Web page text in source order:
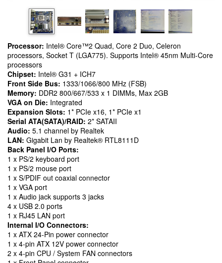
Processor: Intel® Core™2 Quad, Core 2 Duo, Celeron
processors, Socket T (LGA775). Supports Intel® 45nm Multi-Core
processors
Chipset: Intel® G31 + ICH7
Front Side Bus: 1333/1066/800 MHz (FSB)
Memory: DDR2 800/667/533 x 1 DIMMs, Max 2GB
VGA on Die: Integrated
Expansion Slots: 1* PCIe x16, 1* PCIe x1
Serial ATA(SATA)/RAID: 2* SATAII
Audio: 5.1 channel by Realtek
LAN: Gigabit Lan by Realtek® RTL8111D
Back Panel I/O Ports:
1 x PS/2 keyboard port
1 x PS/2 mouse port
1 x S/PDIF out coaxial connector
1 x VGA port
1 x Audio jack supports 3 jacks
4 x USB 2.0 ports
1 x RJ45 LAN port
Internal I/O Connectors:
1 x ATX 24-Pin power connector
1 x 4-pin ATX 12V power connector
2 x 4-pin CPU / System FAN connectors